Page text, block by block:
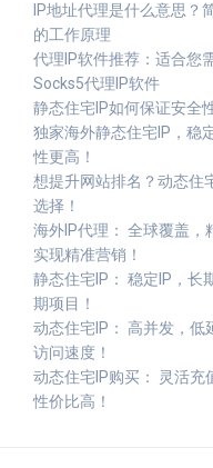
IP地址代理是什么意思？
的工作原理
代理IP软件推荐：适合您
Socks5代理IP软件
静态住宅IP如何保证安全
独家海外静态住宅IP，稳
性更高！
想提升网站排名？动态住
选择！
海外IP代理： 全球覆盖，
实现精准营销！
静态住宅IP： 稳定IP，长
期项目！
动态住宅IP： 高并发，低
访问速度！
动态住宅IP购买： 灵活充
性价比高！